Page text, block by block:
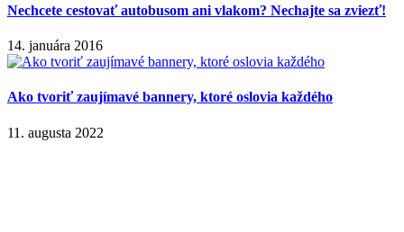
Nechcete cestovať autobusom ani vlakom? Nechajte sa zviezť!
14. januára 2016
Ako tvoriť zaujímavé bannery, ktoré oslovia každého
11. augusta 2022